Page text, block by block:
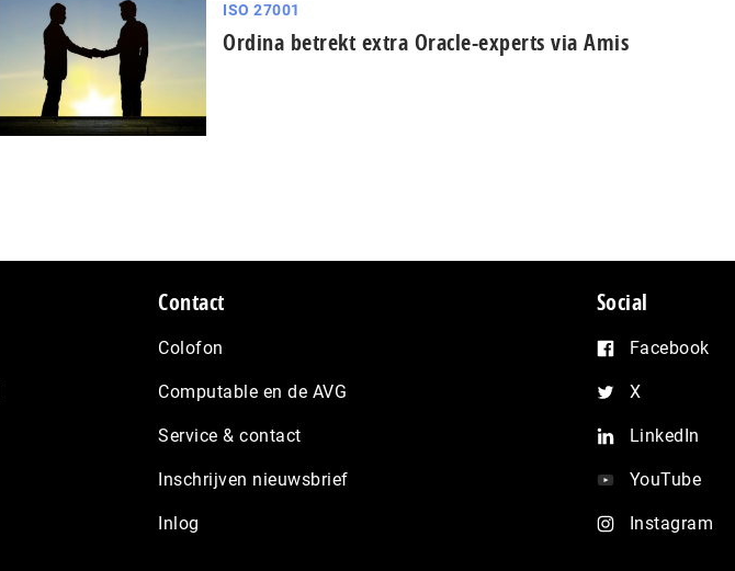
ISO 27001
Ordina betrekt extra Oracle-experts via Amis
Contact
Colofon
Computable en de AVG
Service & contact
Inschrijven nieuwsbrief
Inlog
Social
Facebook
X
LinkedIn
YouTube
Instagram